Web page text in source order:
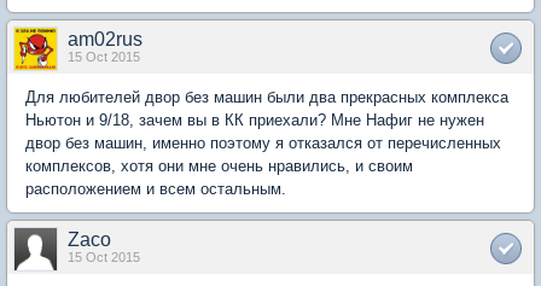
am02rus
15 Oct 2015
Для любителей двор без машин были два прекрасных комплекса
Ньютон и 9/18, зачем вы в КК приехали? Мне Нафиг не нужен
двор без машин, именно поэтому я отказался от перечисленных
комплексов, хотя они мне очень нравились, и своим
расположением и всем остальным.
Zaco
15 Oct 2015